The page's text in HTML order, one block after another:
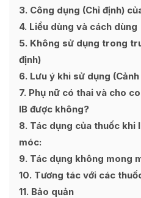
3 Công dụng (Chỉ định)
4 Liều dùng và cách dùng
5 Không sử dụng trong
định)
6 Lưu ý khi sử dụng
7 Phụ nữ có thai và cho
IB được không?
8 Tác dụng của thuốc khi
móc:
9 Tác dụng không mong
10 Tương tác với các
11 Bảo quản